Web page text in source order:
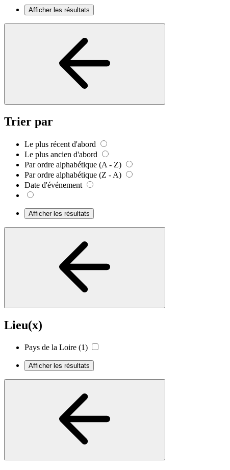
Afficher les résultats
Trier par
Le plus récent d'abord
Le plus ancien d'abord
Par ordre alphabétique (A - Z)
Par ordre alphabétique (Z - A)
Date d'événement
Afficher les résultats
Lieu(x)
Pays de la Loire (1)
Afficher les résultats